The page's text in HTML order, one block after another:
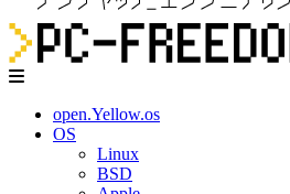
open.Yellow.os
OS
Linux
BSD